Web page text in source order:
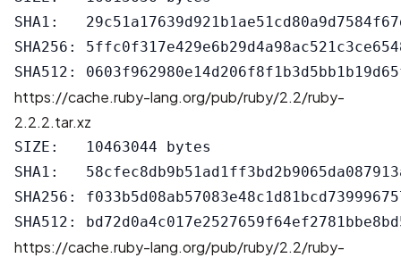
SHA1:
SHA256:
https://cache.ruby-lang.org/pub/ruby/2.2/ruby-
2.2.2.tar.xz
SIZE:   10463044 bytes
SHA1:
SHA256:
https://cache.ruby-lang.org/pub/ruby/2.2/ruby-